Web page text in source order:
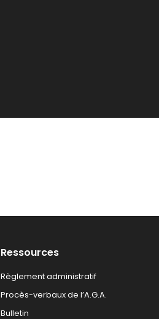
Ressources
Règlement administratif
Procès-verbaux de l’A.G.A.
Bulletin